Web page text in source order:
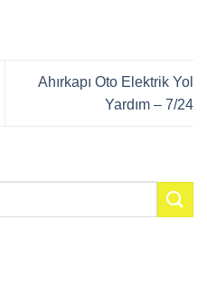
Ahırkapı Oto Elektrik Yol
Yardım – 7/24